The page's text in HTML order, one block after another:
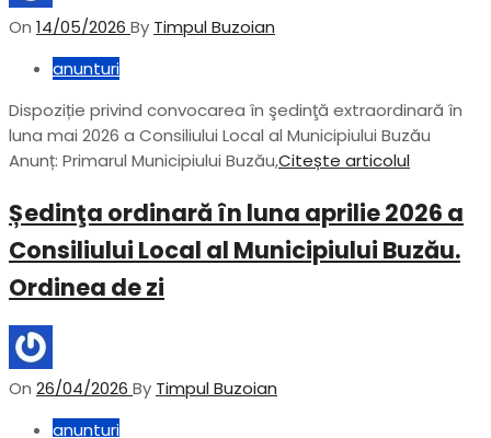
On 14/05/2026 By Timpul Buzoian
anunturi
Dispoziție privind convocarea în şedinţă extraordinară în
luna mai 2026 a Consiliului Local al Municipiului Buzău
Anunț: Primarul Municipiului Buzău,Citește articolul
Ședinţa ordinară în luna aprilie 2026 a
Consiliului Local al Municipiului Buzău.
Ordinea de zi
On 26/04/2026 By Timpul Buzoian
anunturi